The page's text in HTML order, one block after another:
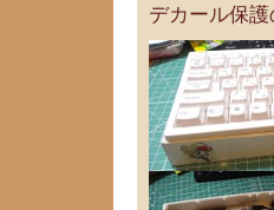
デカール保